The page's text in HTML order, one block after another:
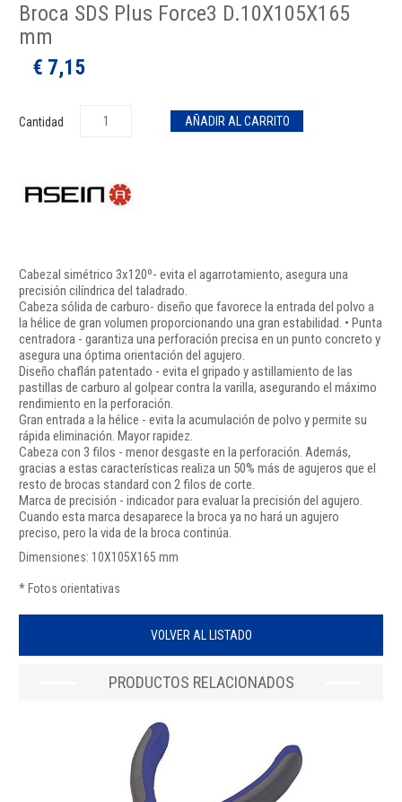
Broca SDS Plus Force3 D.10X105X165
mm
€ 7,15
Cantidad
Cabezal simétrico 3x120º- evita el agarrotamiento, asegura una
precisión cilíndrica del taladrado.
Cabeza sólida de carburo- diseño que favorece la entrada del polvo a
la hélice de gran volumen proporcionando una gran estabilidad. • Punta
centradora - garantiza una perforación precisa en un punto concreto y
asegura una óptima orientación del agujero.
Diseño chaflán patentado - evita el gripado y astillamiento de las
pastillas de carburo al golpear contra la varilla, asegurando el máximo
rendimiento en la perforación.
Gran entrada a la hélice - evita la acumulación de polvo y permite su
rápida eliminación. Mayor rapidez.
Cabeza con 3 filos - menor desgaste en la perforación. Además,
gracias a estas características realiza un 50% más de agujeros que el
resto de brocas standard con 2 filos de corte.
Marca de precisión - indicador para evaluar la precisión del agujero.
Cuando esta marca desaparece la broca ya no hará un agujero
preciso, pero la vida de la broca continúa.
Dimensiones: 10X105X165 mm
* Fotos orientativas
VOLVER AL LISTADO
PRODUCTOS RELACIONADOS